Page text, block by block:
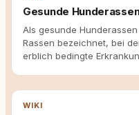
Gesunde
Als gesunde
Rassen bezeichnet, bei
erblich bedingte
WIKI